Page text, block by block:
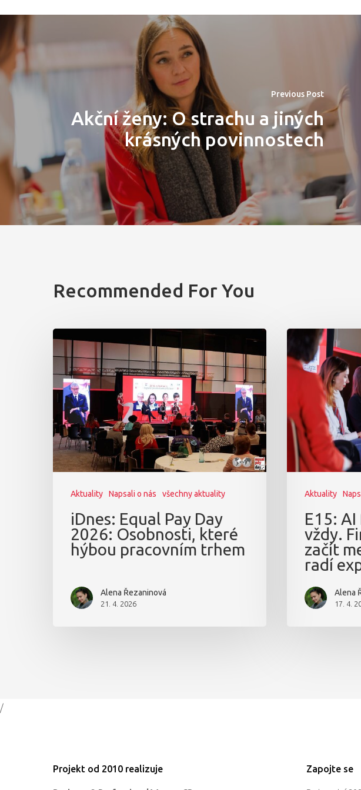
Previous Post
Akční ženy: O strachu a jiných
krásných povinnostech
Recommended For You
Aktuality Napsali o nás všechny aktuality
iDnes: Equal Pay Day
2026: Osobnosti, které
hýbou pracovním trhem
Alena Řezaninová
21. 4. 2026
Aktuality
E15:
vždy.
začít
radí
Alena
17. 4.
/
Projekt od 2010 realizuje Zapojte se